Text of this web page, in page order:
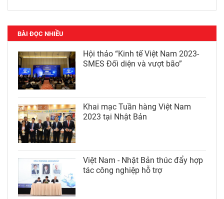
BÀI ĐỌC NHIỀU
Hội thảo “Kinh tế Việt Nam 2023-
SMES Đối diện và vượt bão”
Khai mạc Tuần hàng Việt Nam
2023 tại Nhật Bản
Việt Nam - Nhật Bản thúc đẩy hợp
tác công nghiệp hỗ trợ